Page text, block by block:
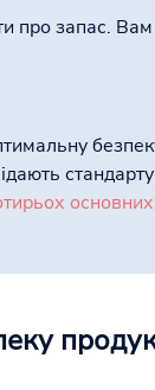
про запас.